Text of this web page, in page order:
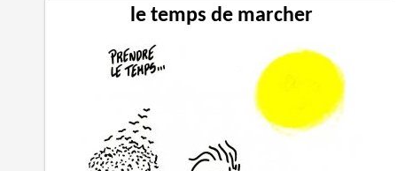
le temps de marcher